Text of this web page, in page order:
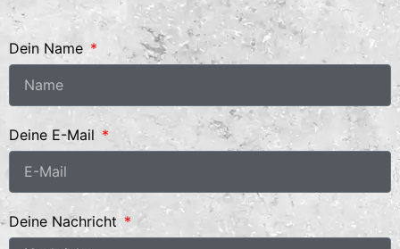
Dein Name
Deine E-Mail
Deine Nachricht